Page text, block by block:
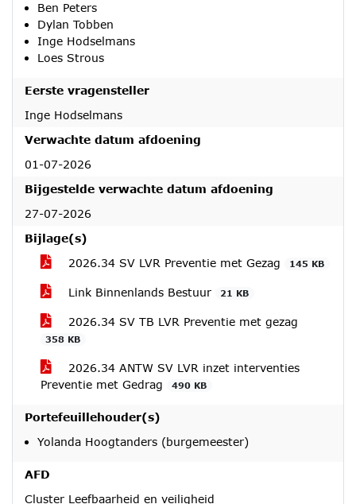
Ben Peters
Dylan Tobben
Inge Hodselmans
Loes Strous
Eerste vragensteller
Inge Hodselmans
Verwachte datum afdoening
01-07-2026
Bijgestelde verwachte datum afdoening
27-07-2026
Bijlage(s)
2026.34 SV LVR Preventie met Gezag
145 KB
Link Binnenlands Bestuur 21 KB
2026.34 SV TB LVR Preventie met gezag
358 KB
2026.34 ANTW SV LVR inzet interventies
Preventie met Gedrag
490 KB
Portefeuillehouder(s)
Yolanda Hoogtanders (burgemeester)
AFD
Cluster Leefbaarheid en veiligheid